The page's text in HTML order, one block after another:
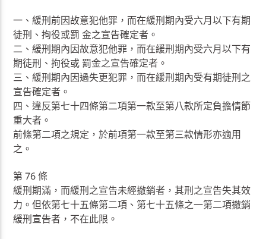
一、緩刑前因故意犯他罪，而在緩刑期內受六月以下有期
徒刑、拘役或罰 金之宣告確定者。
二、緩刑期內因故意犯他罪，而在緩刑期內受六月以下有
期徒刑、拘役或 罰金之宣告確定者。
三、緩刑期內因過失更犯罪，而在緩刑期內受有期徒刑之
宣告確定者。
四、違反第七十四條第二項第一款至第八款所定負擔情節
重大者。
前條第二項之規定，於前項第一款至第三款情形亦適用
之。
第 76 條
緩刑期滿，而緩刑之宣告未經撤銷者，其刑之宣告失其效
力。但依第七十五條第二項、第七十五條之一第二項撤銷
緩刑宣告者，不在此限。